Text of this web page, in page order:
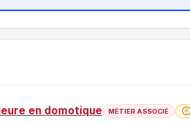
en domotique MÉTIER ASSOCIÉ